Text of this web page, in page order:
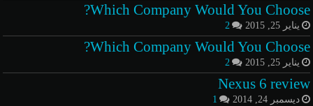
Which Company Would You Choose?
يناير 25, 2015 2
Which Company Would You Choose?
يناير 25, 2015 2
Nexus 6 review
ديسمبر 24, 2014 1